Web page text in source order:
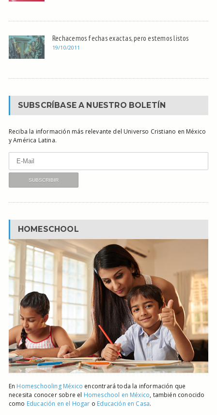
Rechacemos fechas exactas, pero estemos listos
19/10/2011
SUBSCRÍBASE A NUESTRO BOLETÍN
Reciba la información más relevante del Universo Cristiano en México
y América Latina.
HOMESCHOOL
En Homeschooling México encontrará toda la información que
necesita conocer sobre el Homeschool en México, también conocido
como Educación en el Hogar o Educación en Casa.